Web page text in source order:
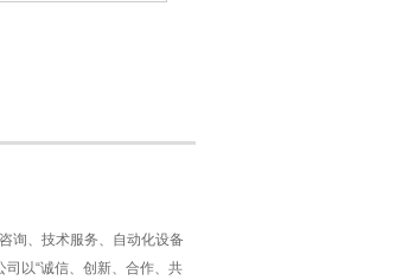
询、技术服务、自动化设备
以“诚信、创新、合作、共